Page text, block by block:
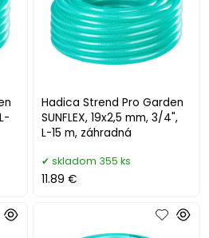
Hadica Strend Pro Garden
SUNFLEX, 19x2,5 mm, 3/4",
L-15 m, záhradná
skladom 355 ks
11.89 €